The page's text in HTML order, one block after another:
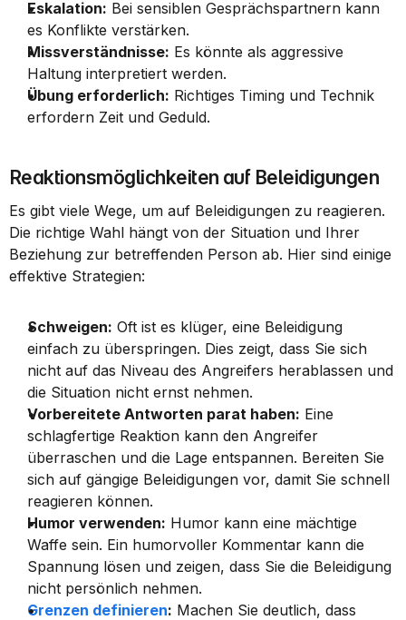
Eskalation: Bei sensiblen Gesprächspartnern kann
es Konflikte verstärken.
Missverständnisse: Es könnte als aggressive
Haltung interpretiert werden.
Übung erforderlich: Richtiges Timing und Technik
erfordern Zeit und Geduld.
Reaktionsmöglichkeiten auf Beleidigungen
Es gibt viele Wege, um auf Beleidigungen zu reagieren.
Die richtige Wahl hängt von der Situation und Ihrer
Beziehung zur betreffenden Person ab. Hier sind einige
effektive Strategien:
Schweigen: Oft ist es klüger, eine Beleidigung
einfach zu überspringen. Dies zeigt, dass Sie sich
nicht auf das Niveau des Angreifers herablassen und
die Situation nicht ernst nehmen.
Vorbereitete Antworten parat haben: Eine
schlagfertige Reaktion kann den Angreifer
überraschen und die Lage entspannen. Bereiten Sie
sich auf gängige Beleidigungen vor, damit Sie schnell
reagieren können.
Humor verwenden: Humor kann eine mächtige
Waffe sein. Ein humorvoller Kommentar kann die
Spannung lösen und zeigen, dass Sie die Beleidigung
nicht persönlich nehmen.
Grenzen definieren: Machen Sie deutlich, dass